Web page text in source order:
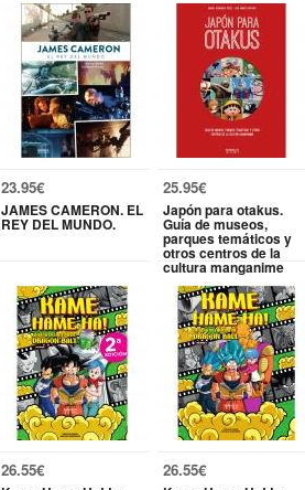
23.95€
JAMES CAMERON. EL
REY DEL MUNDO.
25.95€
Japón para otakus.
Guía de museos,
parques temáticos y
otros centros de la
cultura manganime
26.55€ 26.55€